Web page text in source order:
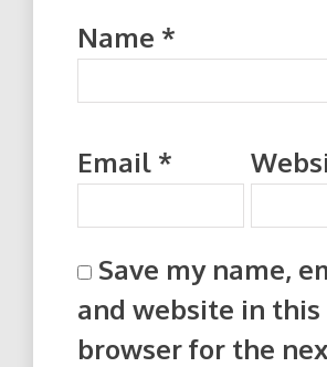
Name *
Email *
Save my name,
and website in this
browser for the